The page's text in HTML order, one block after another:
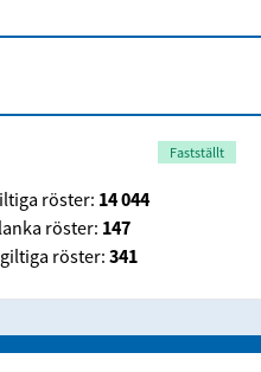
Fastställt
röster: 14 044
röster: 147
röster:341